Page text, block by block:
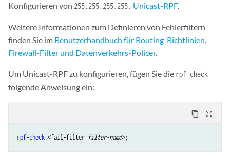
Konfigurieren von 255.255.255.255. Unicast-RPF.
Weitere Informationen zum Definieren von Fehlerfiltern
finden Sie im Benutzerhandbuch für Routing-Richtlinien,
Firewall-Filter und Datenverkehrs-Policer.
Um Unicast-RPF zu konfigurieren, fügen Sie die rpf-check
folgende Anweisung ein:
content_copy zoom_out_map
rpf-check <fail-filter filter-name